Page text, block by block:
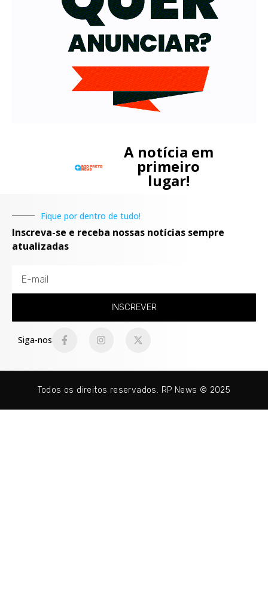
A notícia em
primeiro
lugar!
Fique por dentro de tudo!
Inscreva-se e receba nossas notícias sempre
atualizadas
INSCREVER
Siga-nos
Todos os direitos reservados. RP News © 2025